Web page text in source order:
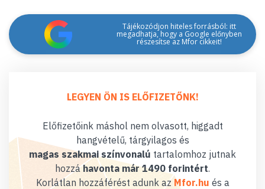
Tájékozódjon hiteles forrásból: itt
megadhatja, hogy a Google előnyben
részesítse az Mfor cikkeit!
LEGYEN ÖN IS ELŐFIZETŐNK!
Előfizetőink máshol nem olvasott, higgadt
hangvételű, tárgyilagos és
magas szakmai színvonalú tartalomhoz jutnak
hozzáhavonta már 1490 forintért.
Korlátlan hozzáférést adunk az Mfor.hu és a